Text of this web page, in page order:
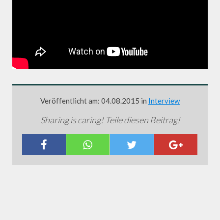
Veröffentlicht am: 04.08.2015 in Interview
Sharing is caring! Teile diesen Beitrag!